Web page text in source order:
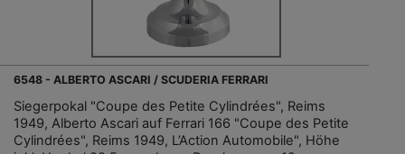
6548 - ALBERTO ASCARI / SCUDERIA FERRARI
Siegerpokal "Coupe des Petite Cylindrées", Reims
1949, Alberto Ascari auf Ferrari 166 "Coupe des Petite
Cylindrées", Reims 1949, L’Action Automobile", Höhe